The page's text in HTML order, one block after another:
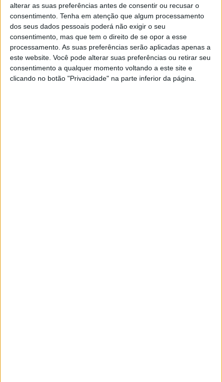
alterar as suas preferências antes de consentir ou recusar o
consentimento. Tenha em atenção que algum processamento
dos seus dados pessoais poderá não exigir o seu
consentimento, mas que tem o direito de se opor a esse
processamento. As suas preferências serão aplicadas apenas a
este website. Você pode alterar suas preferências ou retirar seu
consentimento a qualquer momento voltando a este site e
clicando no botão "Privacidade" na parte inferior da página.
limite da pista na última volta.
Em declarações para a imprensa da Monster Energy
Yamaha MotoGP, Alex Rins, falou sobre a sua corrida de
domingo no circuito de Silverstone.
Artigos relacionados